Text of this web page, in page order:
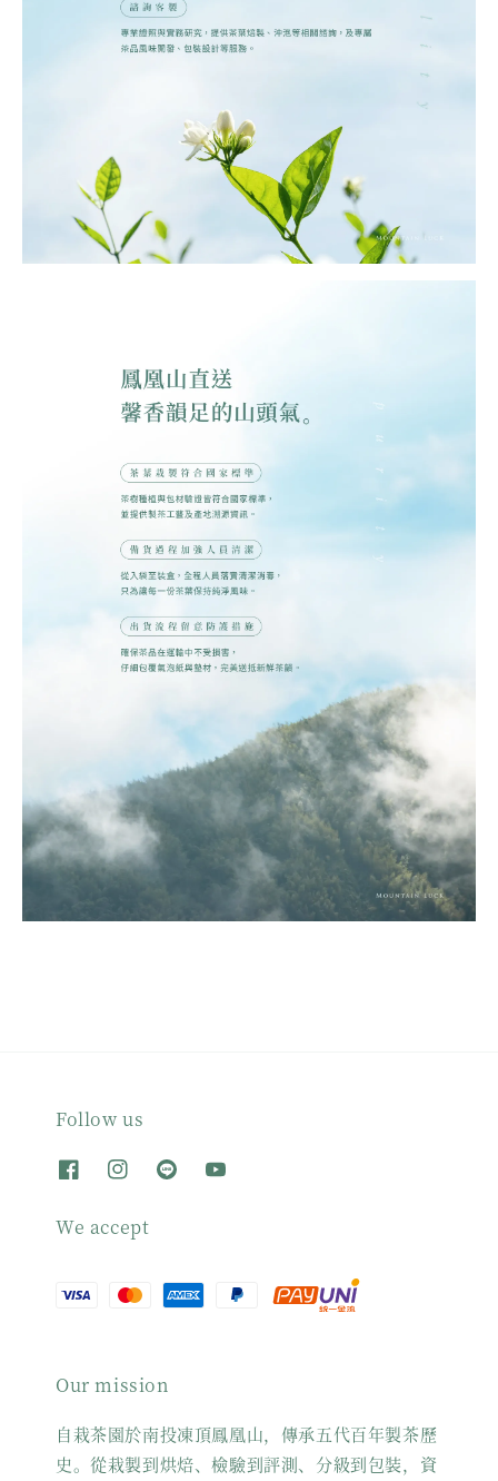
Follow us
We accept
Our mission
自栽茶園於南投凍頂鳳凰山，傳承五代百年製茶歷
史。從栽製到烘焙、檢驗到評測、分級到包裝，資